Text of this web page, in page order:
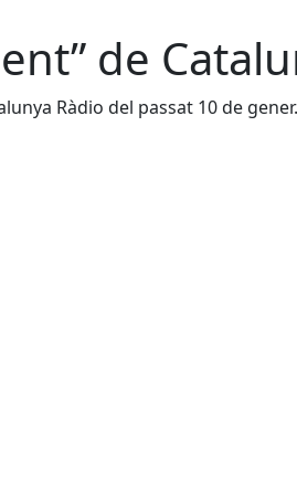
de
Ràdio del passat 10 de gener.